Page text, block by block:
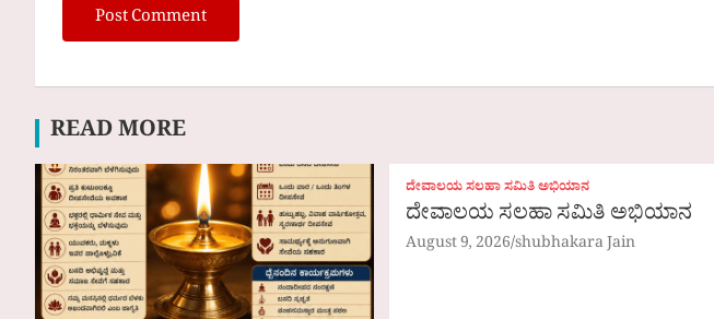
READ MORE
ದೇವಾಲಯ ಸಲಹಾ ಸಮಿತಿ ಅಭಿಯಾನ
ದೇವಾಲಯ ಸಲಹಾ ಸಮಿತಿ ಅಭಿಯಾನ
August 9, 2026shubhakara Jain